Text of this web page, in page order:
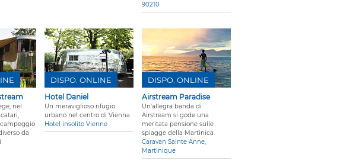
90210
nel
da
Hotel Daniel
Un meraviglioso rifugio
urbano nel centro di Vienna.
Hotel insolito Vienne
DISPO. ONLINE
Airstream Paradise
Un'allegra banda di
Airstream si gode una
meritata pensione sulle
spiagge della Martinica.
Caravan Sainte Anne,
Martinique
DISPO. ONLINE